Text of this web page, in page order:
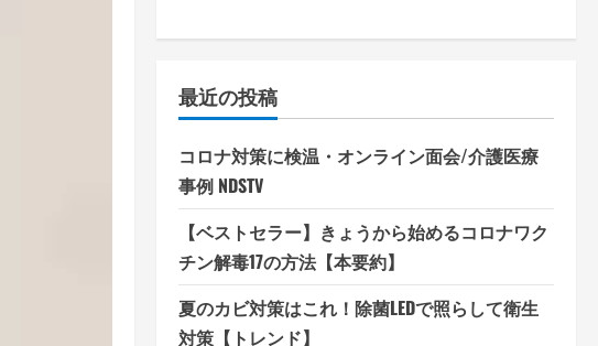
最近の投稿
コロナ対策に検温・オンライン面会/介護医療
事例 NDSTV
【ベストセラー】きょうから始めるコロナワク
チン解毒17の方法【本要約】
夏のカビ対策はこれ！除菌LEDで照らして衛生
対策【トレンド】